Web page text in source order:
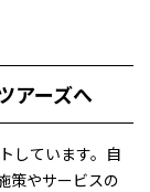
アーズへ
しています。自
策やサービスの